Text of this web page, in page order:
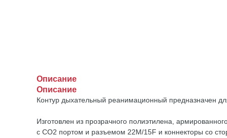
Описание
Описание
Контур дыхательный реанимационный предназначен
Изготовлен из прозрачного полиэтилена,
с СО2 портом и разъемом 22М/15F и коннекторы со